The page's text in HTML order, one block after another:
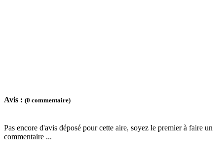
Avis : (0 commentaire)
Pas encore d'avis déposé pour cette aire, soyez le premier à faire un
commentaire ...